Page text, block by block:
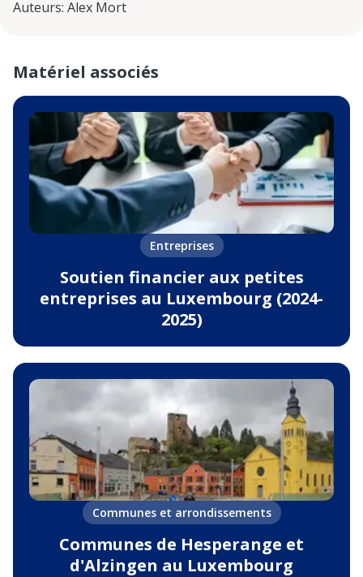
Auteurs: Alex Mort
Matériel associés
Entreprises
Soutien financier aux petites
entreprises au Luxembourg (2024-
2025)
Communes et arrondissements
Communes de Hesperange et
d'Alzingen au Luxembourg